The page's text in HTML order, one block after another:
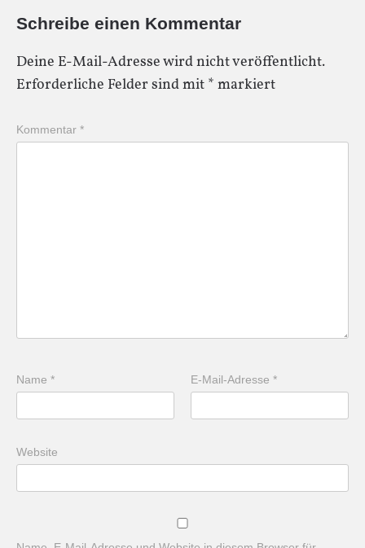
Schreibe einen Kommentar
Deine E-Mail-Adresse wird nicht veröffentlicht.
Erforderliche Felder sind mit * markiert
Kommentar *
Name * E-Mail-Adresse*
Website